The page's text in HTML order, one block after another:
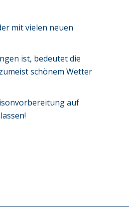
mit vielen neuen
ist, bedeutet die
schönem Wetter
auf